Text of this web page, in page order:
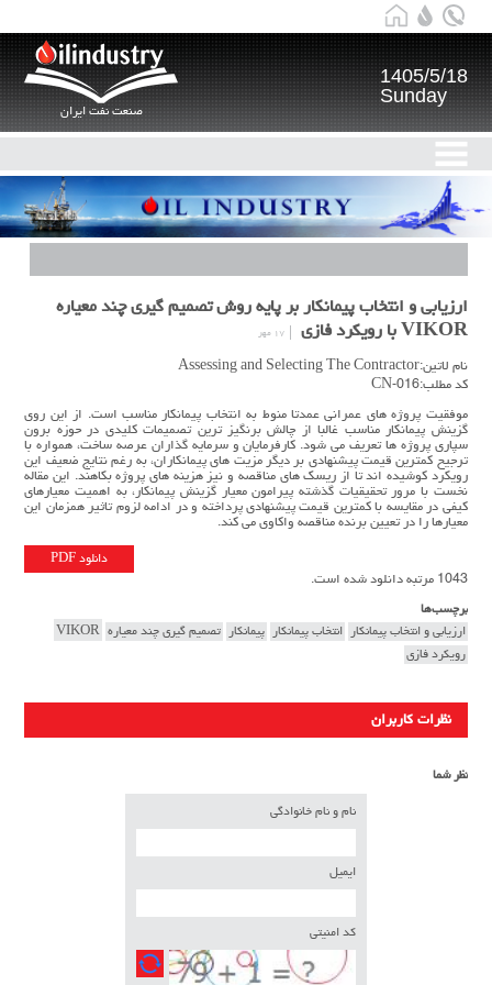
صنعت نفت ایران
1405/5/18
Sunday
ارزیابی و انتخاب پیمانکار بر پایه روش تصمیم گیری چند معیاره
VIKOR با رویکرد فازی
۱۷ مهر
نام لاتین:Assessing and Selecting The Contractor
کد مطلب:CN-016
موفقیت پروژه های عمرانی عمدتا منوط به انتخاب پیمانکار مناسب است. از این روی
گزینش پیمانکار مناسب غالبا از چالش برنگیز ترین تصمیمات کلیدی در حوزه برون
سپاری پروژه ها تعریف می شود. کارفرمایان و سرمایه گذاران عرصه ساخت، همواره با
ترجیح کمترین قیمت پیشنهادی بر دیگر مزیت های پیمانکاران، به رغم نتایج ضعیف این
رویکرد کوشیده اند تا از ریسک های مناقصه و نیز هزینه های پروژه بکاهند. این مقاله
نخست با مرور تحقیقیات گذشته پیرامون معیار گزینش پیمانکار، به اهمیت معیارهای
کیفی در مقایسه با کمترین قیمت پیشنهادی پرداخته و در ادامه لزوم تاثیر همزمان این
معیارها را در تعیین برنده مناقصه واکاوی می کند.
دانلود PDF
1043 مرتبه دانلود شده است.
برچسب‌ها
ارزیابی و انتخاب پیمانکار
انتخاب پیمانکار پیمانکار تصمیم گیری چند معیاره VIKOR
رویکرد فازی
نظرات کاربران
نظر شما
نام و نام خانوادگی
ایمیل
کد امنیتی